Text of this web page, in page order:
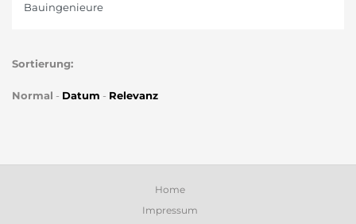
Bauingenieure
Sortierung:
Normal - Datum - Relevanz
Home
Impressum